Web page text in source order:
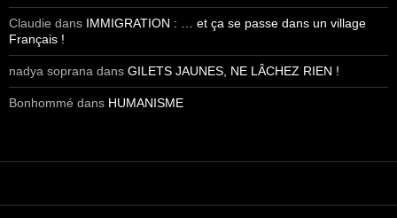
Claudie dans IMMIGRATION : … et ça se passe dans un village
Français !
nadya soprana dans GILETS JAUNES, NE LÂCHEZ RIEN !
Bonhommé dans HUMANISME